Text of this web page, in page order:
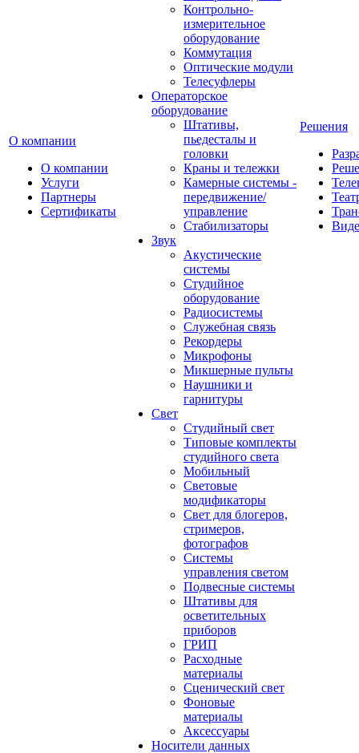
О компании
О компании
Услуги
Партнеры
Сертификаты
Контрольно-
измерительное
оборудование
Коммутация
Оптические модули
Телесуфлеры
Операторское
оборудование
Штативы,
пьедесталы и
головки
Краны и тележки
Камерные системы -
передвижение/
управление
Стабилизаторы
Звук
Акустические
системы
Студийное
оборудование
Радиосистемы
Служебная связь
Рекордеры
Микрофоны
Микшерные пульты
Наушники и
гарнитуры
Свет
Студийный свет
Типовые комплекты
студийного света
Мобильный
Световые
модификаторы
Свет для блогеров,
стримеров,
фотографов
Системы
управления светом
Подвесные системы
Штативы для
осветительных
приборов
ГРИП
Расходные
материалы
Сценический свет
Фоновые
материалы
Аксессуары
Носители данных
Решения